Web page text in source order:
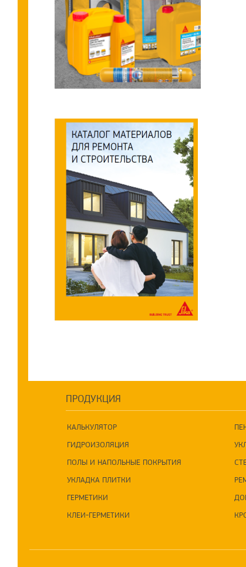
ПРОДУКЦИЯ
КАЛЬКУЛЯТОР
ГИДРОИЗОЛЯЦИЯ
ПОЛЫ И НАПОЛЬНЫЕ ПОКРЫТИЯ
УКЛАДКА ПЛИТКИ
ГЕРМЕТИКИ
КЛЕИ-ГЕРМЕТИКИ